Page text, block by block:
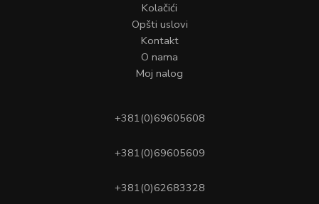
Kolačići
Opšti uslovi
Kontakt
O nama
Moj nalog
+381(0)69605608
+381(0)69605609
+381(0)62683328